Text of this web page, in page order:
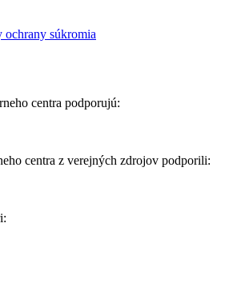
ochrany súkromia
centra podporujú:
centra z verejných zdrojov podporili: